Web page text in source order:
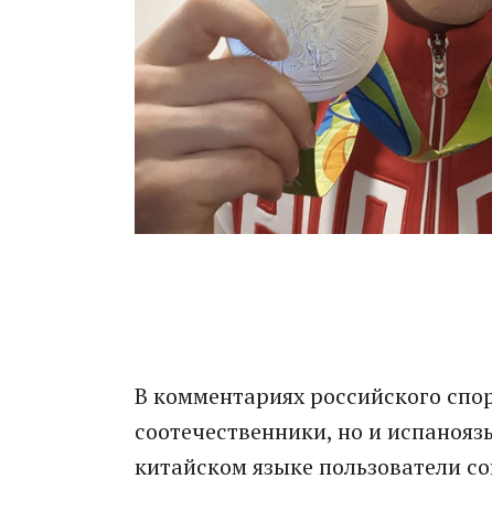
В комментариях российского
соотечественники, но и
китайском языке пользователи